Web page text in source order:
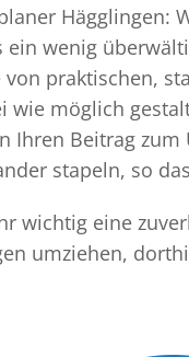
Hägglingen:
ein wenig
von praktischen,
wie möglich
Ihren Beitrag
stapeln, so
wichtig eine
umziehen,